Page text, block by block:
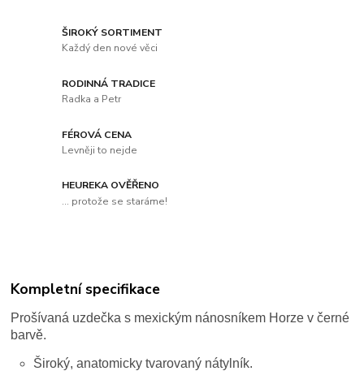
ŠIROKÝ SORTIMENT
Každý den nové věci
RODINNÁ TRADICE
Radka a Petr
FÉROVÁ CENA
Levněji to nejde
HEUREKA OVĚŘENO
... protože se staráme!
Kompletní specifikace
Prošívaná uzdečka s mexickým nánosníkem Horze v černé
barvě.
Široký, anatomicky tvarovaný nátylník.